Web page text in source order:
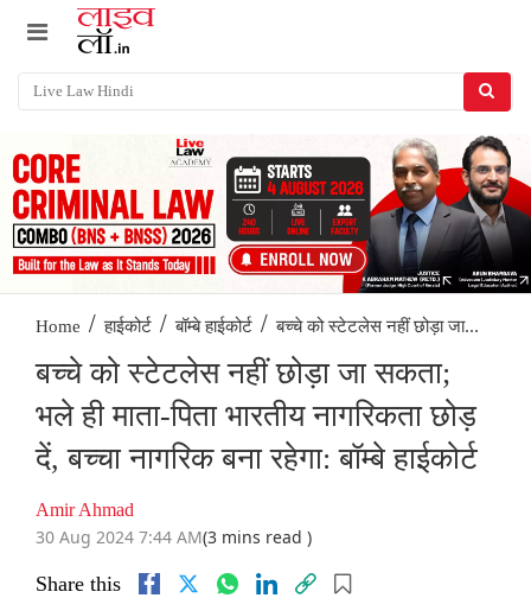
Home / हाईकोर्ट / बॉम्बे हाईकोर्ट / बच्चे को स्टेटलेस नहीं छोड़ा जा...
बच्चे को स्टेटलेस नहीं छोड़ा जा सकता;
भले ही माता-पिता भारतीय नागरिकता छोड़
दें, बच्चा नागरिक बना रहेगा: बॉम्बे हाईकोर्ट
Amir Ahmad
30 Aug 2024 7:44 AM(3 mins read )
Share this